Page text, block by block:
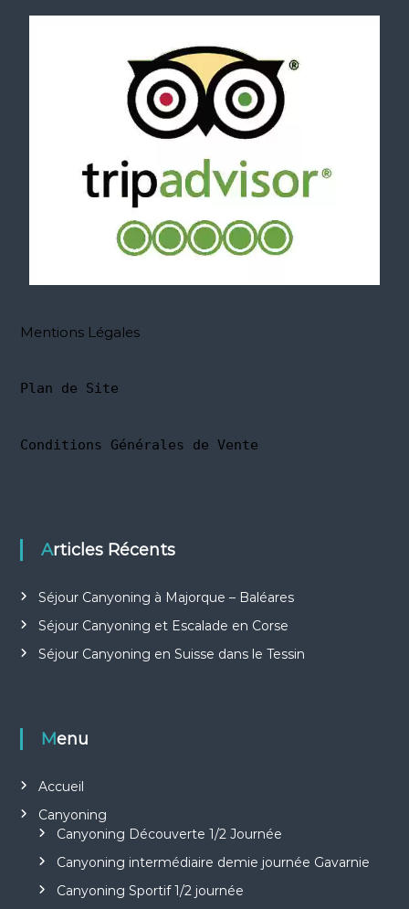
Mentions Légales
Plan de Site
Conditions Générales de Vente
Articles Récents
Séjour Canyoning à Majorque – Baléares
Séjour Canyoning et Escalade en Corse
Séjour Canyoning en Suisse dans le Tessin
Menu
Accueil
Canyoning
Canyoning Découverte 1/2 Journée
Canyoning intermédiaire demie journée Gavarnie
Canyoning Sportif 1/2 journée